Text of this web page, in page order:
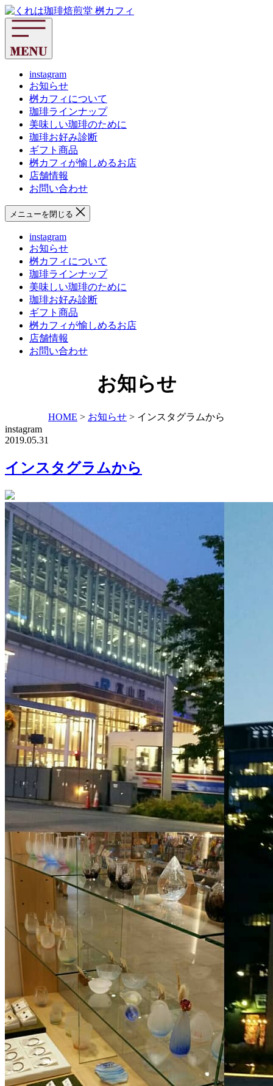
コ
ン
テ
ン
ツ
instagram
お知らせ
桝カフィについて
珈琲ラインナップ
美味しい珈琲のために
珈琲お好み診断
ギフト商品
桝カフィが愉しめるお店
店舗情報
お問い合わせ
メニューを閉じる
instagram
お知らせ
桝カフィについて
珈琲ラインナップ
美味しい珈琲のために
珈琲お好み診断
ギフト商品
桝カフィが愉しめるお店
店舗情報
お問い合わせ
お知らせ
HOME > お知らせ > インスタグラムから
instagram
2019.05.31
インスタグラムから